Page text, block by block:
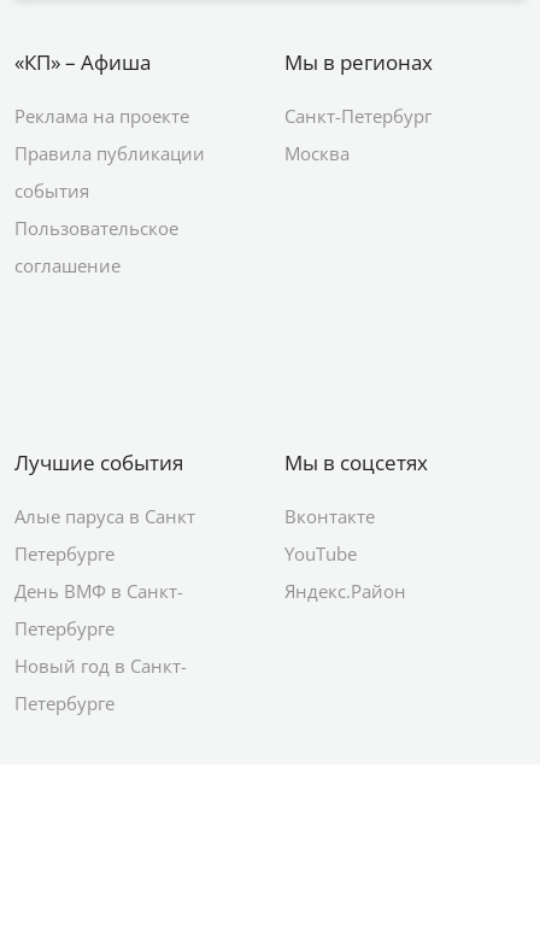
«КП» – Афиша
Реклама на проекте
Правила публикации
события
Пользовательское
соглашение
Мы в регионах
Санкт-Петербург
Москва
Лучшие события
Алые паруса в Санкт
Петербурге
День ВМФ в Санкт-
Петербурге
Новый год в Санкт-
Петербурге
Мы в соцсетях
Вконтакте
YouTube
Яндекс.Район